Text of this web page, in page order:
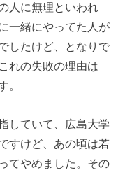
人に無理といわれ
一緒にやってた人が
したけど、となりで
れの失敗の理由は
。
していて、広島大学
すけど、あの頃は若
てやめました。その